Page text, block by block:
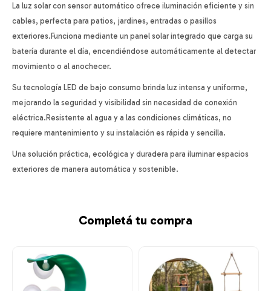
La luz solar con sensor automático ofrece iluminación eficiente y sin
cables, perfecta para patios, jardines, entradas o pasillos
exteriores.Funciona mediante un panel solar integrado que carga su
batería durante el día, encendiéndose automáticamente al detectar
movimiento o al anochecer.
Su tecnología LED de bajo consumo brinda luz intensa y uniforme,
mejorando la seguridad y visibilidad sin necesidad de conexión
eléctrica.Resistente al agua y a las condiciones climáticas, no
requiere mantenimiento y su instalación es rápida y sencilla.
Una solución práctica, ecológica y duradera para iluminar espacios
exteriores de manera automática y sostenible.
Completá tu compra